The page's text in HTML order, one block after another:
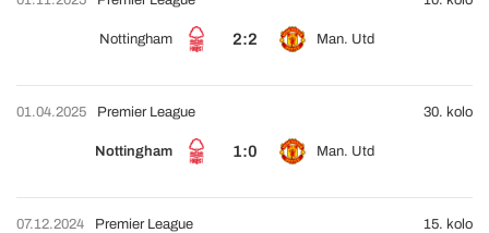
Nottingham 2:2 Man. Utd
01.04.2025
Nottingham 1:0 Man. Utd
Premier League 30. kolo
07.12.2024 Premier League 15. kolo